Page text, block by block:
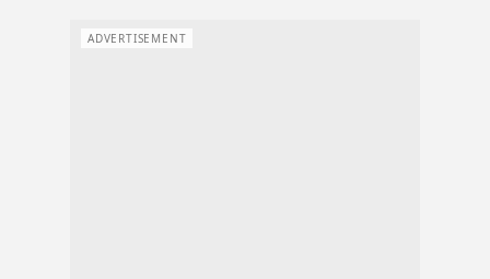
ADVERTISEMENT